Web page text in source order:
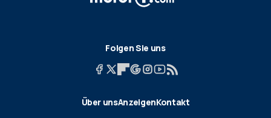
Folgen Sie uns
Über unsAnzeigenKontakt